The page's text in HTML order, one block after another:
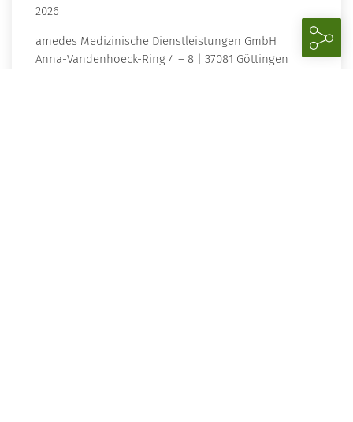
2026
amedes Medizinische Dienstleistungen GmbH
Anna-Vandenhoeck-Ring 4 – 8 | 37081 Göttingen